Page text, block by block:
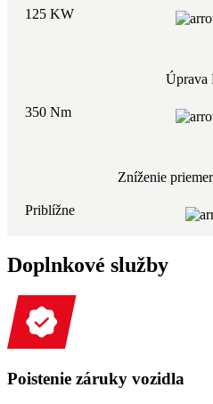
125 KW
Úprava
350 Nm
Zníženie
Priblížne
Doplnkové služby
Poistenie záruky vozidla